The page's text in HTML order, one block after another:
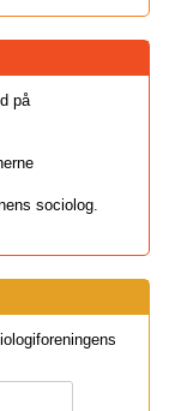
på
sociolog.